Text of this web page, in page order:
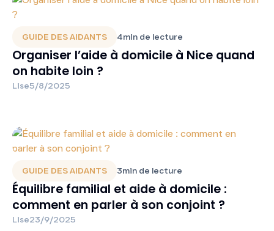
GUIDE DES AIDANTS 4min de lecture
Organiser l’aide à domicile à Nice quand
on habite loin ?
Lise5/8/2025
GUIDE DES AIDANTS 3min de lecture
Équilibre familial et aide à domicile :
comment en parler à son conjoint ?
Lise23/9/2025